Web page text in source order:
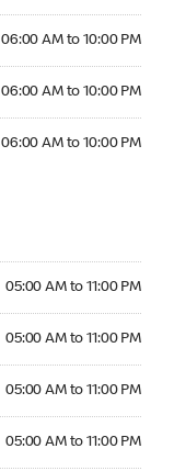
06:00 AM to 10:00 PM
06:00 AM to 10:00 PM
06:00 AM to 10:00 PM
05:00 AM to 11:00 PM
05:00 AM to 11:00 PM
05:00 AM to 11:00 PM
05:00 AM to 11:00 PM